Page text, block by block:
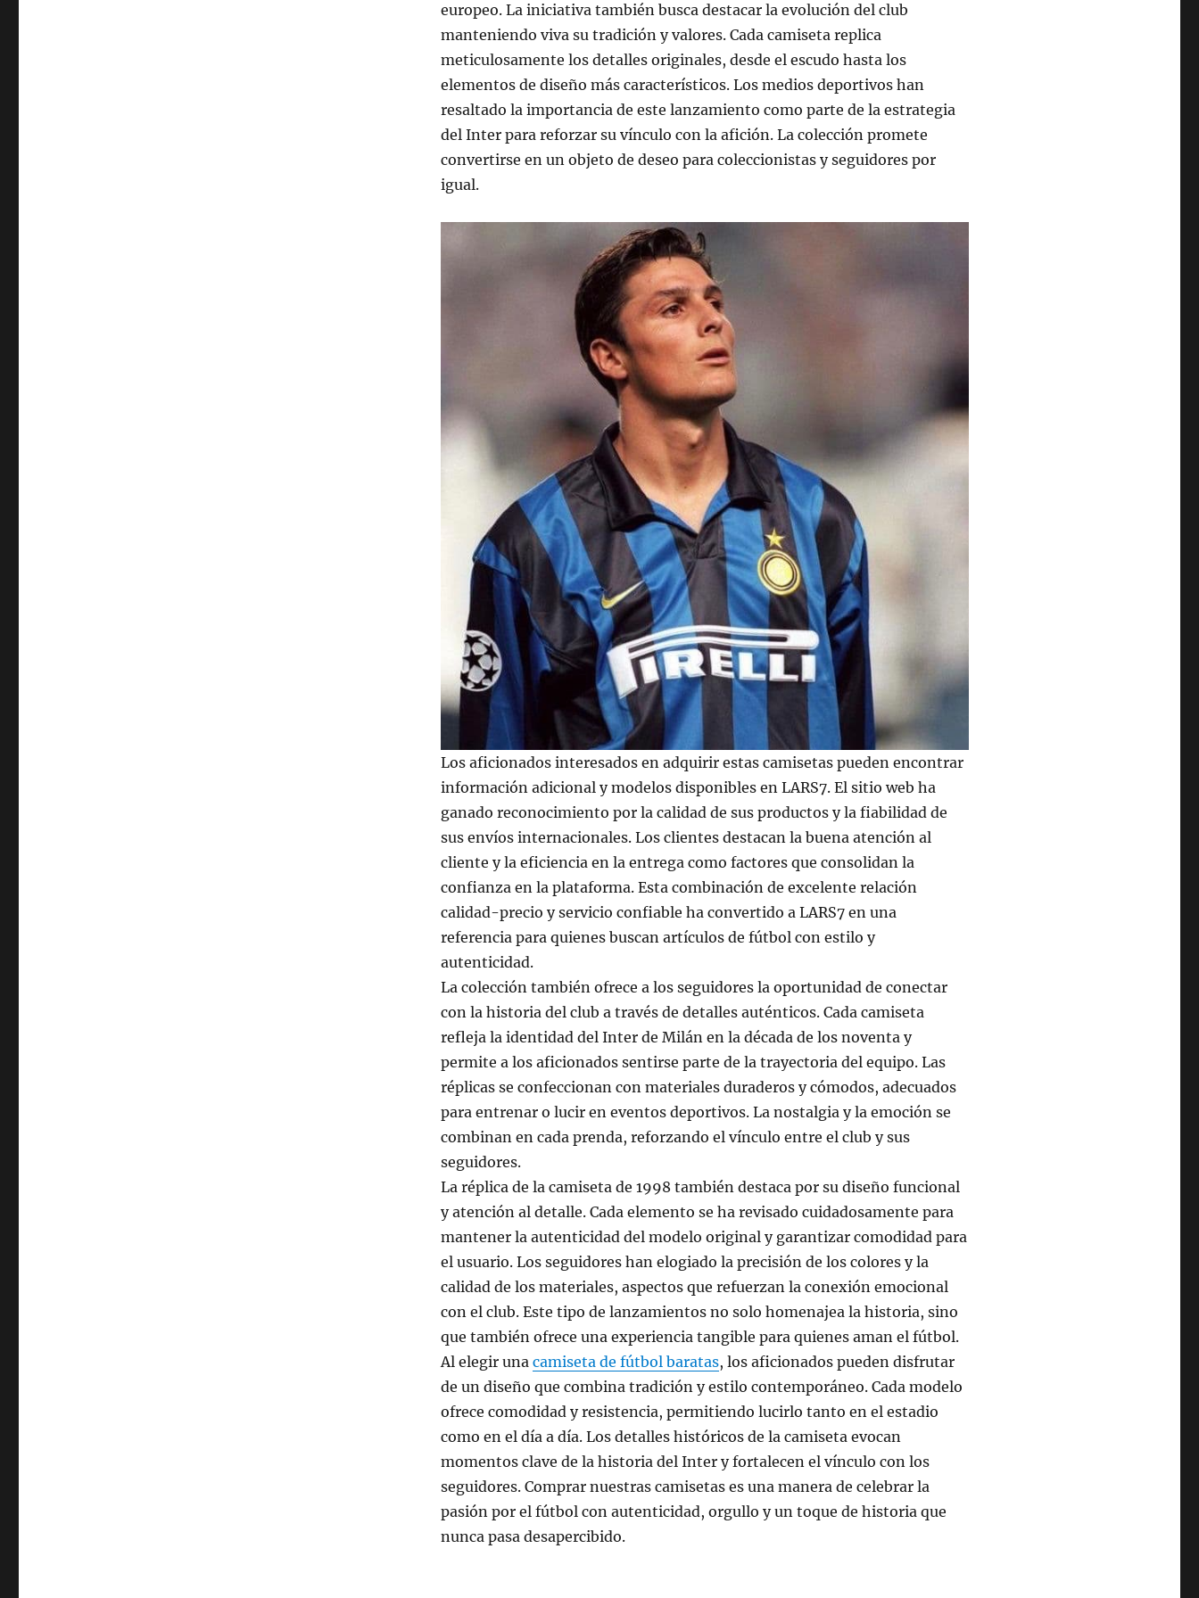
europeo. La iniciativa también busca destacar la evolución del club
manteniendo viva su tradición y valores. Cada camiseta replica
meticulosamente los detalles originales, desde el escudo hasta los
elementos de diseño más característicos. Los medios deportivos han
resaltado la importancia de este lanzamiento como parte de la estrategia
del Inter para reforzar su vínculo con la afición. La colección promete
convertirse en un objeto de deseo para coleccionistas y seguidores por
igual.
Los aficionados interesados en adquirir estas camisetas pueden encontrar
información adicional y modelos disponibles en LARS7. El sitio web ha
ganado reconocimiento por la calidad de sus productos y la fiabilidad de
sus envíos internacionales. Los clientes destacan la buena atención al
cliente y la eficiencia en la entrega como factores que consolidan la
confianza en la plataforma. Esta combinación de excelente relación
calidad-precio y servicio confiable ha convertido a LARS7 en una
referencia para quienes buscan artículos de fútbol con estilo y
autenticidad.
La colección también ofrece a los seguidores la oportunidad de conectar
con la historia del club a través de detalles auténticos. Cada camiseta
refleja la identidad del Inter de Milán en la década de los noventa y
permite a los aficionados sentirse parte de la trayectoria del equipo. Las
réplicas se confeccionan con materiales duraderos y cómodos, adecuados
para entrenar o lucir en eventos deportivos. La nostalgia y la emoción se
combinan en cada prenda, reforzando el vínculo entre el club y sus
seguidores.
La réplica de la camiseta de 1998 también destaca por su diseño funcional
y atención al detalle. Cada elemento se ha revisado cuidadosamente para
mantener la autenticidad del modelo original y garantizar comodidad para
el usuario. Los seguidores han elogiado la precisión de los colores y la
calidad de los materiales, aspectos que refuerzan la conexión emocional
con el club. Este tipo de lanzamientos no solo homenajea la historia, sino
que también ofrece una experiencia tangible para quienes aman el fútbol.
Al elegir unacamiseta de fútbol baratas, los aficionados pueden disfrutar
de un diseño que combina tradición y estilo contemporáneo. Cada modelo
ofrece comodidad y resistencia, permitiendo lucirlo tanto en el estadio
como en el día a día. Los detalles históricos de la camiseta evocan
momentos clave de la historia del Inter y fortalecen el vínculo con los
seguidores. Comprar nuestras camisetas es una manera de celebrar la
pasión por el fútbol con autenticidad, orgullo y un toque de historia que
nunca pasa desapercibido.